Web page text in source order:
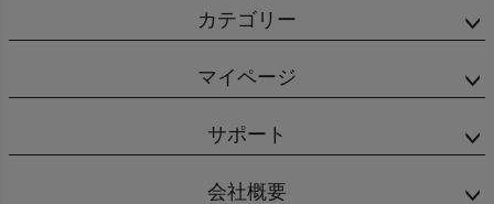
カテゴリー
マイページ
サポート
会社概要